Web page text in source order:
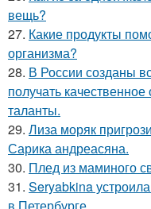
вещь?
27. Какие продукты
организма?
28. В России созданы
получать
таланты.
29. Лиза моряк
Сарика андреасяна.
30. Плед из маминого
31. Seryabkina